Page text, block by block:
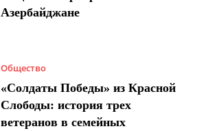
Азербайджане
Общество
«Солдаты Победы» из Красной
Слободы: история трех
ветеранов в семейных